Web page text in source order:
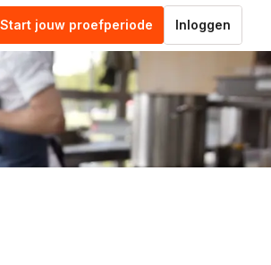
Start jouw proefperiode Inloggen